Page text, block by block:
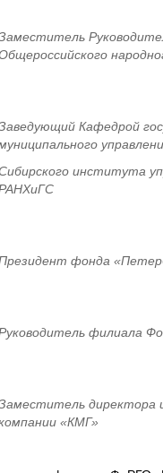
Кафедрой
института
фонда
филиала
директора
«КМГ»